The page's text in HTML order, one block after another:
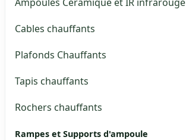
Cables chauffants
Plafonds Chauffants
Tapis chauffants
Rochers chauffants
Rampes et Supports d'ampoule